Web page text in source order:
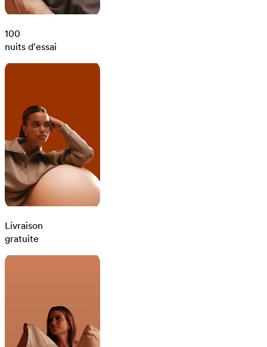
100
nuits d'essai
Livraison
gratuite